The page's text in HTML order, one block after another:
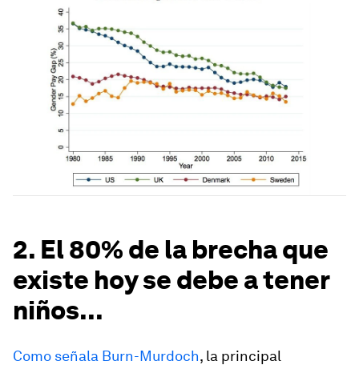
2. El 80% de la brecha que
existe hoy se debe a tener
niños...
Como señala Burn-Murdoch, la principal